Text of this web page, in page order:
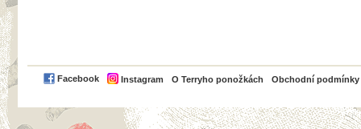
Facebook Instagram O Terryho ponožkách Obchodní podmínky
PayPal